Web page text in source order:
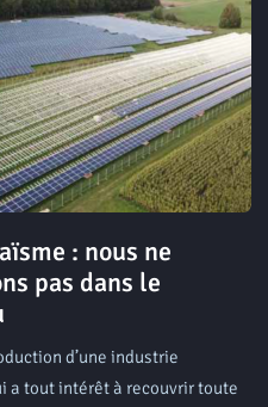
: nous ne
pas dans le
d’une industrie
a tout intérêt à recouvrir toute